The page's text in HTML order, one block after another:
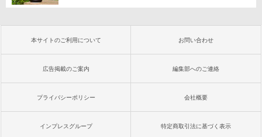
本サイトのご利用について お問い合わせ
広告掲載のご案内 編集部へのご連絡
プライバシーポリシー 会社概要
インプレスグループ 特定商取引法に基づく表示